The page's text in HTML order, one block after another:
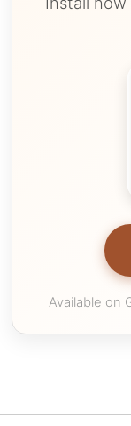
Available on